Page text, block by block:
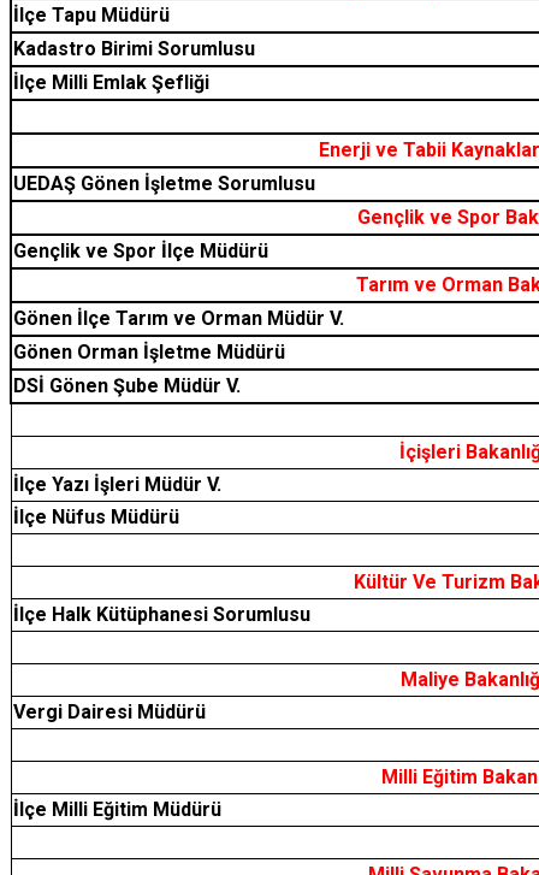
İlçe Tapu Müdürü
Kadastro Birimi Sorumlusu
İlçe Milli Emlak Şefliği
Enerji ve Tabii Kaynaklar
UEDAŞ Gönen İşletme Sorumlusu
Gençlik ve Spor
Gençlik ve Spor İlçe Müdürü
Tarım ve Orman
Gönen İlçe Tarım ve Orman Müdür V.
Gönen Orman İşletme Müdürü
DSİ Gönen Şube Müdür V.
İçişleri
İlçe Yazı İşleri Müdür V.
İlçe Nüfus Müdürü
Kültür Ve Turizm
İlçe Halk Kütüphanesi Sorumlusu
Maliye
Vergi Dairesi Müdürü
Milli Eğitim
İlçe Milli Eğitim Müdürü